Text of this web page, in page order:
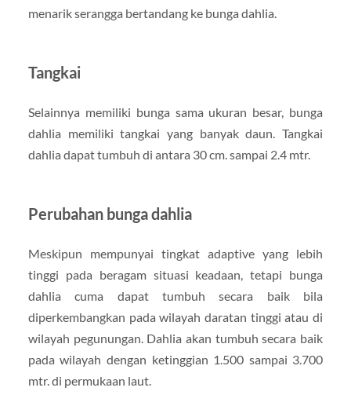
menarik serangga bertandang ke bunga dahlia.
Tangkai
Selainnya memiliki bunga sama ukuran besar, bunga
dahlia memiliki tangkai yang banyak daun. Tangkai
dahlia dapat tumbuh di antara 30 cm. sampai 2.4 mtr.
Perubahan bunga dahlia
Meskipun mempunyai tingkat adaptive yang lebih
tinggi pada beragam situasi keadaan, tetapi bunga
dahlia cuma dapat tumbuh secara baik bila
diperkembangkan pada wilayah daratan tinggi atau di
wilayah pegunungan. Dahlia akan tumbuh secara baik
pada wilayah dengan ketinggian 1.500 sampai 3.700
mtr. di permukaan laut.